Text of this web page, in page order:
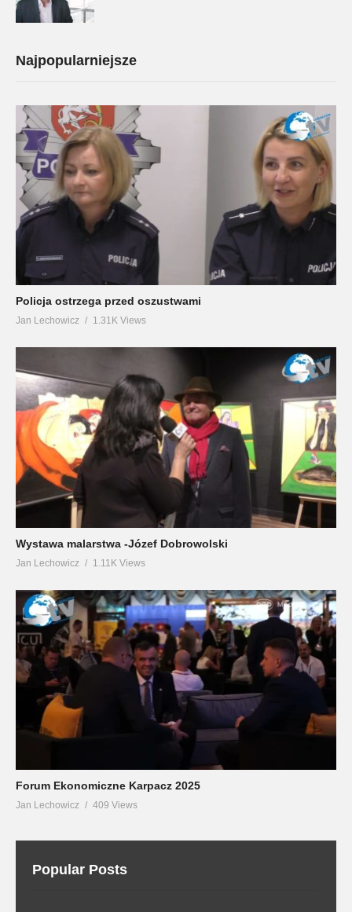
Najpopularniejsze
Policja ostrzega przed oszustwami
Jan Lechowicz 1.31K Views
Wystawa malarstwa -Józef Dobrowolski
Jan Lechowicz 1.11K Views
Forum Ekonomiczne Karpacz 2025
Jan Lechowicz 409 Views
Popular Posts